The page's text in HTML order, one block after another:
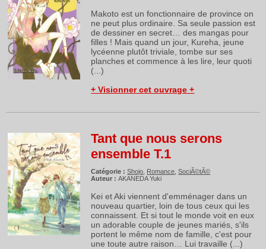
Makoto est un fonctionnaire de province on
ne peut plus ordinaire. Sa seule passion est
de dessiner en secret… des mangas pour
filles ! Mais quand un jour, Kureha, jeune
lycéenne plutôt triviale, tombe sur ses
planches et commence à les lire, leur quoti
(...)
+ Visionner cet ouvrage +
Tant que nous serons
ensemble T.1
Catégorie : Shojo Romance ,SociÃ©tÃ©
Auteur :AKANEDA Yuki
Kei et Aki viennent d'emménager dans un
nouveau quartier, loin de tous ceux qui les
connaissent. Et si tout le monde voit en eux
un adorable couple de jeunes mariés, s'ils
portent le même nom de famille, c'est pour
une toute autre raison… Lui travaille (...)